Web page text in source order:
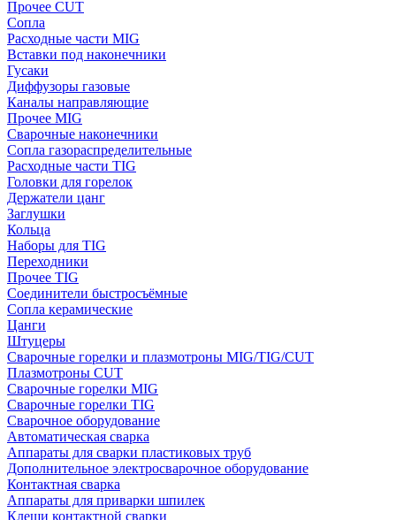
Прочее CUT
Сопла
Расходные части MIG
Вставки под наконечники
Гусаки
Диффузоры газовые
Каналы направляющие
Прочее MIG
Сварочные наконечники
Сопла газораспределительные
Расходные части TIG
Головки для горелок
Держатели цанг
Заглушки
Кольца
Наборы для TIG
Переходники
Прочее TIG
Соединители быстросъёмные
Сопла керамические
Цанги
Штуцеры
Сварочные горелки и плазмотроны MIG/TIG/CUT
Плазмотроны CUT
Сварочные горелки MIG
Сварочные горелки TIG
Сварочное оборудование
Автоматическая сварка
Аппараты для сварки пластиковых труб
Дополнительное электросварочное оборудование
Контактная сварка
Аппараты для приварки шпилек
Клещи контактной сварки